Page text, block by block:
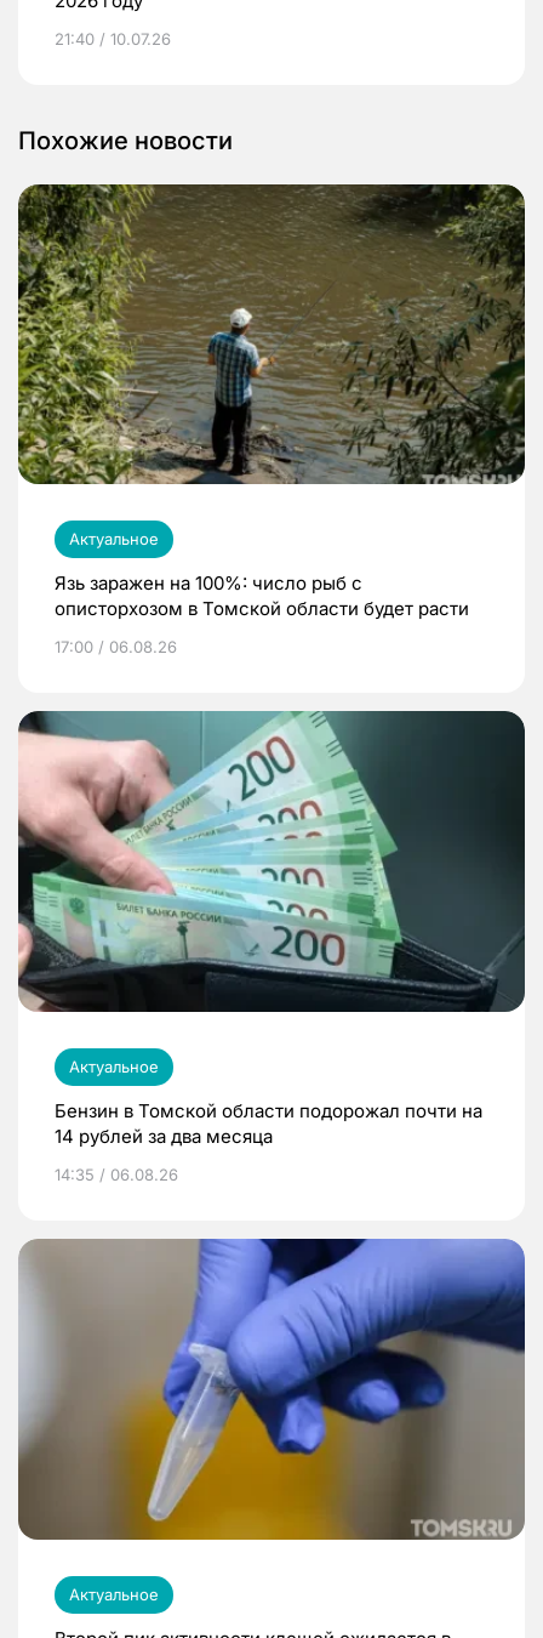
21:40 / 10.07.26
Похожие новости
Актуальное
Язь заражен на 100%: число рыб с
описторхозом в Томской области будет расти
17:00 / 06.08.26
Актуальное
Бензин в Томской области подорожал почти на
14 рублей за два месяца
14:35 / 06.08.26
Актуальное